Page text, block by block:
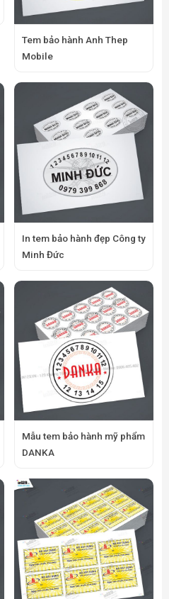
Tem bảo hành Anh Thep
Mobile
In tem bảo hành đẹp Công ty
Minh Đức
Mẫu tem bảo hành mỹ phẩm
DANKA